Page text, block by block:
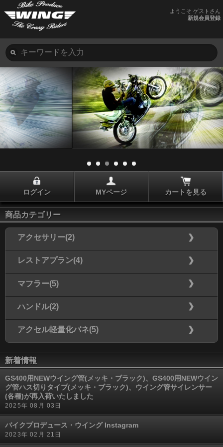
ようこそ ゲストさん
新規会員登録
ログイン MYページ カートを見る
商品カテゴリー
アクセサリー(2)
レストアプラン(4)
マフラー(5)
ハンドル(2)
アクセル軽量化バネ(5)
新着情報
GS400用NEWウイング管(メッキ・ブラック)、GS400用NEWウイン
グ管ハス切りタイプ(メッキ・ブラック)、ウイング管サイレンサー
(各種)が再入荷いたしました
2025年 08月 03日
バイクプロデュース・ウイング Instagram
2023年 02月 21日